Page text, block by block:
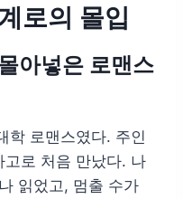
로의 몰입
아넣은 로맨스
학 로맨스였다. 주인
로 처음 만났다. 나
읽었고, 멈출 수가